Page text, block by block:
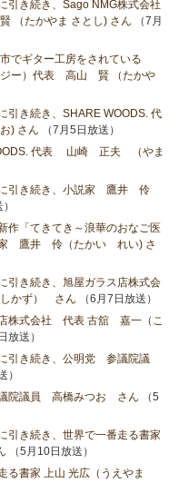
引き続き、Sago NMG株式会社
（たかやま さとし) さん （7月
でギター工房をされている
ジー）代表 高山 賢 （たかや
引き続き、SHARE WOODS. 代
) さん （7月5日放送）
代表 山崎 正夫 （やま
に引き続き、小説家 鷹井 伶
作「てきてき～浪華のおなご医
家 鷹井 伶（たかい れい) さ
引き続き、旭屋ガラス店株式会
かず） さん （6月7日放送）
株式会社 代表 古舘 嘉一（こ
放送）
引き続き、公明党 参議院議
）
院議員 高橋みつお さん （5
引き続き、世界で一番走る書家
（5月10日放送）
る書家 上山 光広（うえやま